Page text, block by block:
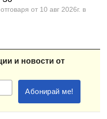
от 10 авг 2026г. в
и новости от